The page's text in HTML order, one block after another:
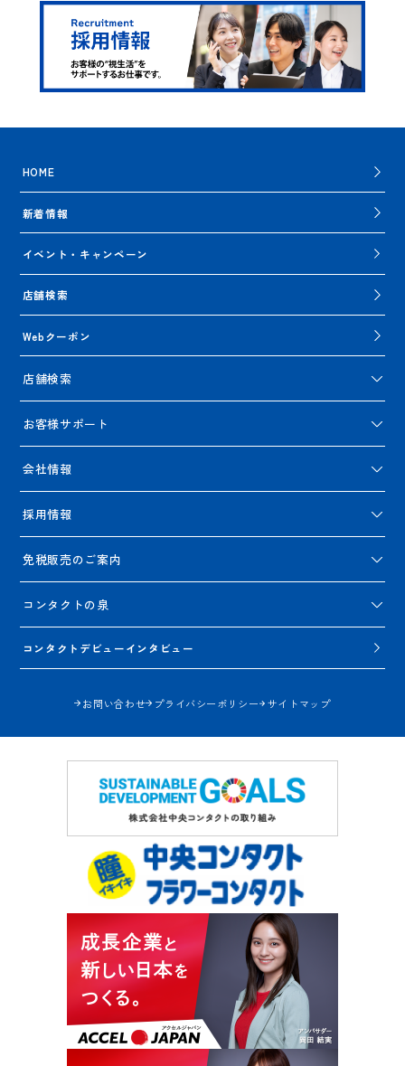
HOME
新着情報
イベント・キャンペーン
店舗検索
Webクーポン
店舗検索
お客様サポート
会社情報
採用情報
免税販売のご案内
コンタクトの泉
コンタクトデビューインタビュー
お問い合わせ プライバシーポリシー サイトマップ